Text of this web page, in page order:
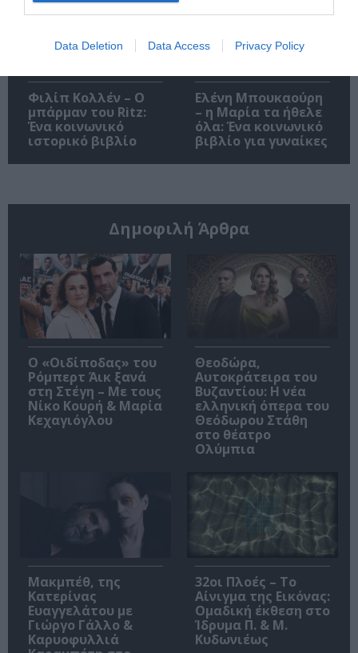
Data Deletion Data Access Privacy Policy
Φιλίπ Κολλέν – Ο
μπάρμαν του Ritz:
Ένα κοινωνικό
ιστορικό βιβλίο
Ελένη Μπουκαούρη
– η Μαρία τα ήθελε
όλα: Ένα κοινωνικό
βιβλίο για γυναίκες
Δημοφιλή Άρθρα
O «Οιδίποδας» του
Ρόμπερτ Άικ ξανά
στη Στέγη – Με τους
Νίκο Κουρή & Μαρία
Κεχαγιόγλου
Θεοδώρα,
Αυτοκράτειρα του
Βυζαντίου: Η νέα
ελληνική όπερα του
Θεόδωρου Στάθη
στο θέατρο
Ολύμπια
Μακμπέθ, της
Κατερίνας
Ευαγγελάτου με
Γιώργο Γάλλο &
Καρυοφυλλιά
32οι Πλοές – Το
Αίνιγμα της Εικόνας:
Ομαδική έκθεση στο
Ίδρυμα Π. & Μ.
Κυδωνιέως